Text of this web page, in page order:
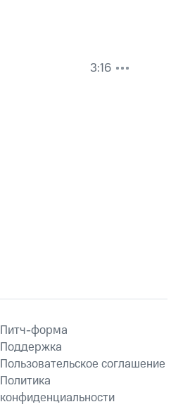
3:16
Питч-форма
Поддержка
Пользовательское соглашение
Политика
конфиденциальности